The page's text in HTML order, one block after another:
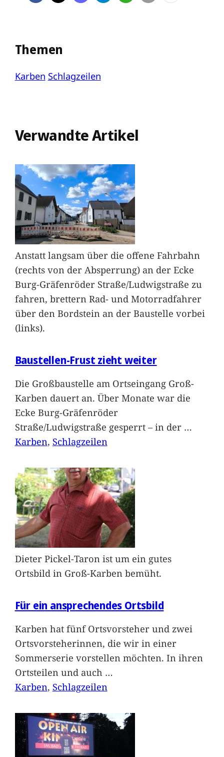
Themen
Karben Schlagzeilen
Verwandte Artikel
Anstatt langsam über die offene Fahrbahn
(rechts von der Absperrung) an der Ecke
Burg-Gräfenröder Straße/Ludwigstraße zu
fahren, brettern Rad- und Motorradfahrer
über den Bordstein an der Baustelle vorbei
(links).
Baustellen-Frust zieht weiter
Die Großbaustelle am Ortseingang Groß-
Karben dauert an. Über Monate war die
Ecke Burg-Gräfenröder
Straße/Ludwigstraße gesperrt – in der …
Karben, Schlagzeilen
Dieter Pickel-Taron ist um ein gutes
Ortsbild in Groß-Karben bemüht.
Für ein ansprechendes Ortsbild
Karben hat fünf Ortsvorsteher und zwei
Ortsvorsteherinnen, die wir in einer
Sommerserie vorstellen möchten. In ihren
Ortsteilen und auch …
Karben, Schlagzeilen